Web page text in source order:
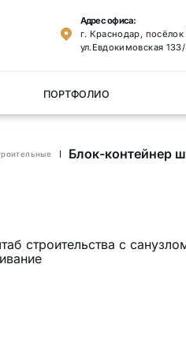
Адрес офиса:
г. Краснодар,
ул.Евдокимовская
ПОРТФОЛИО
Блок-контейнер
строительства с